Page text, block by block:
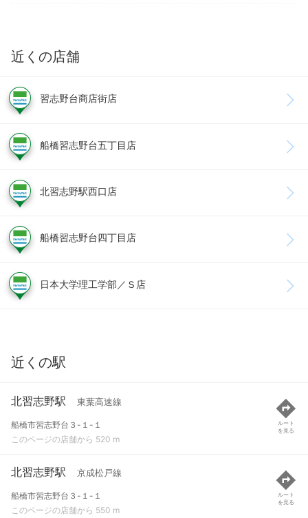
近くの店舗
習志野台商店街店
船橋習志野台五丁目店
北習志野駅西口店
船橋習志野台四丁目店
日本大学理工学部／Ｓ店
近くの駅
北習志野駅 東葉高速線
船橋市習志野台３-１-１
このページの店舗から 520 m
ルート
を見る
北習志野駅 京成松戸線
船橋市習志野台３-１-１
このページの店舗から 550 m
ルート
を見る